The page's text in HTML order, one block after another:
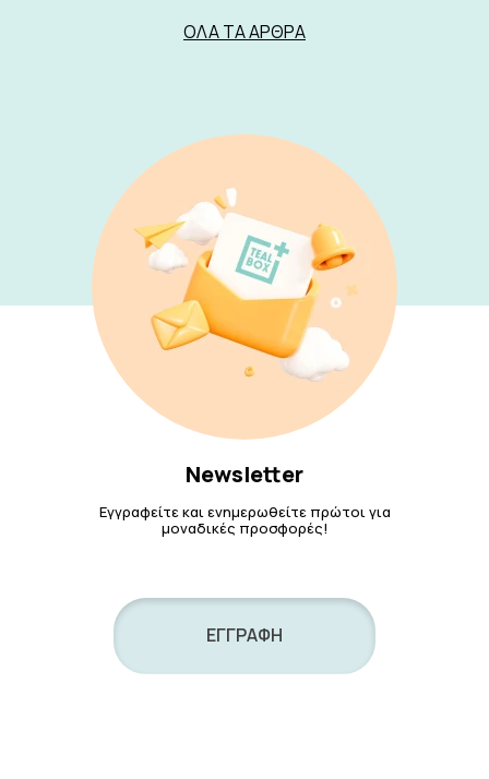
ΌΛΑ ΤΑ ΆΡΘΡΑ
Newsletter
Εγγραφείτε και ενημερωθείτε πρώτοι για
μοναδικές προσφορές!
ΕΓΓΡΑΦΗ